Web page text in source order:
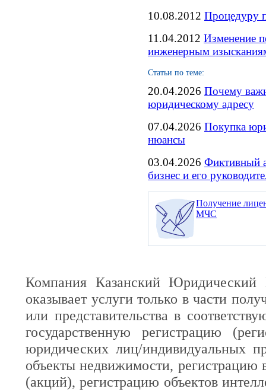
10.08.2012 Процедуру
11.04.2012 Изменение
инженерным
Статьи по теме:
20.04.2026 Почему
юридическому адресу
07.04.2026 Покупка
нюансы
03.04.2026 Фиктивный
бизнес и его
Получение
МЧС
Компания Казанский Юридический
оказывает услуги только в части
или представительства в
государственную регистрацию
юридических лиц/индивидуальных
объекты недвижимости, регистрацию
(акций), регистрацию объектов